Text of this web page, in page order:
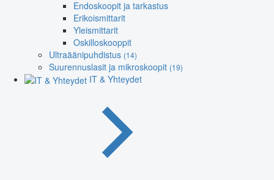
Endoskoopit ja tarkastus
Erikoismittarit
Yleismittarit
Oskilloskooppit
Ultraäänipuhdistus (14)
Suurennuslasit ja mikroskoopit (19)
IT & Yhteydet